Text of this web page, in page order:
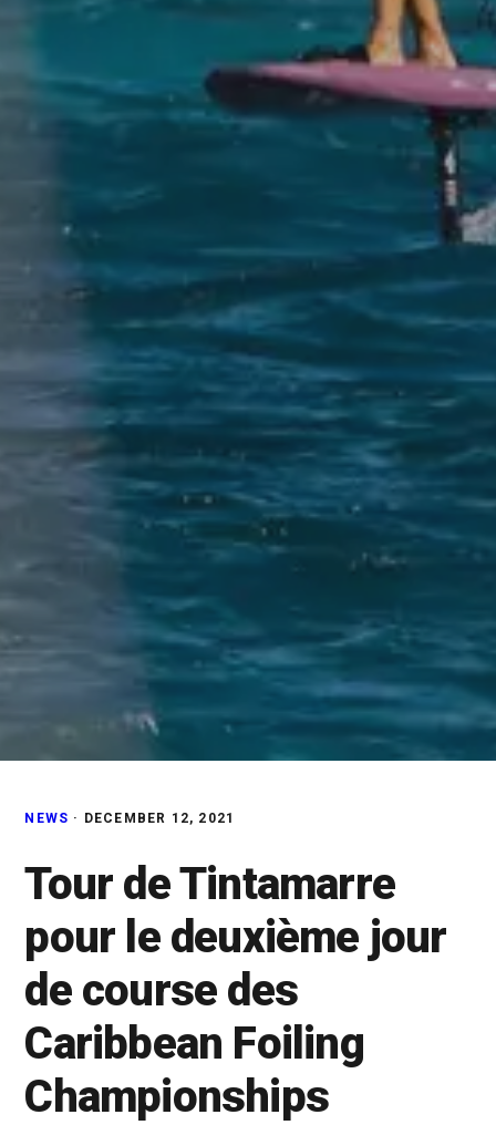
NEWS · DECEMBER 12, 2021
Tour de Tintamarre
pour le deuxième jour
de course des
Caribbean Foiling
Championships